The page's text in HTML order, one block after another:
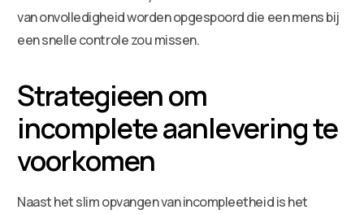
van onvolledigheid worden opgespoord die een mens bij
een snelle controle zou missen.
Strategieen om
incomplete aanlevering te
voorkomen
Naast het slim opvangen van incompleetheid is het